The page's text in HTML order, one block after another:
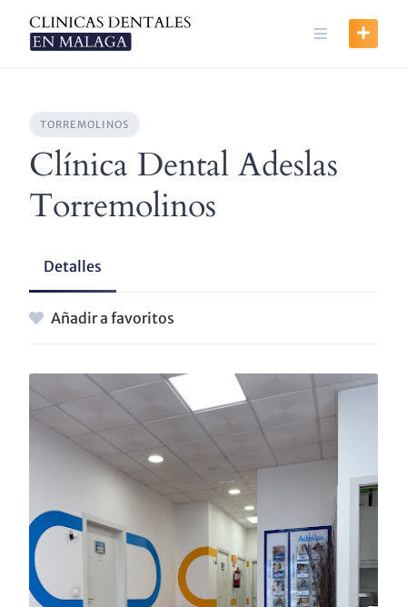
content
TORREMOLINOS
Clínica Dental Adeslas
Torremolinos
Detalles
Añadir a favoritos